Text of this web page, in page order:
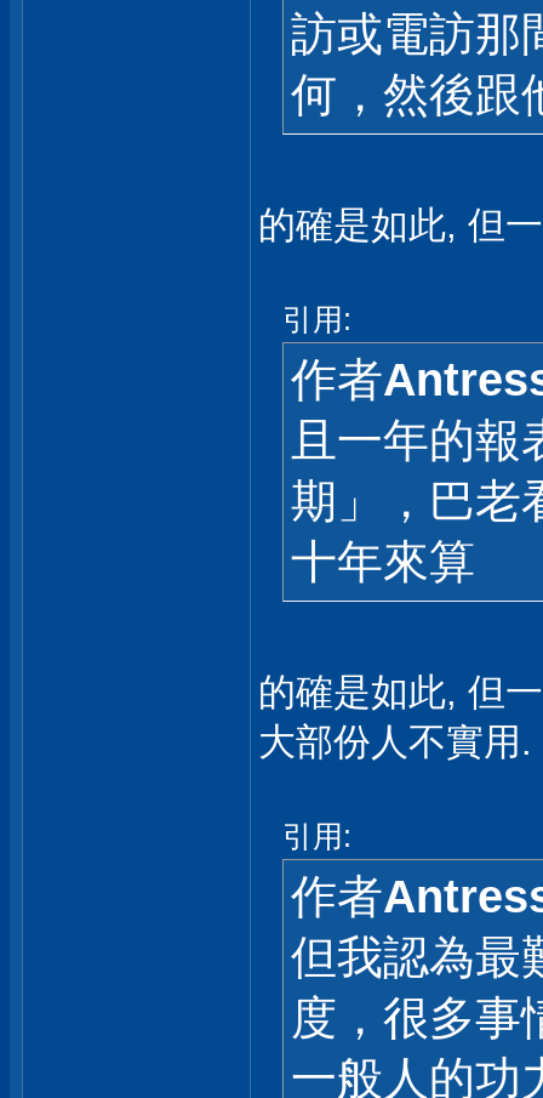
訪或電訪那
何，然後跟
的確是如此, 但
引用:
作者
且一年的
期」，巴老
十年來算
的確是如此, 但
大部份人不實用.
引用:
作者
但我認為最
度，很多事
一般人的功